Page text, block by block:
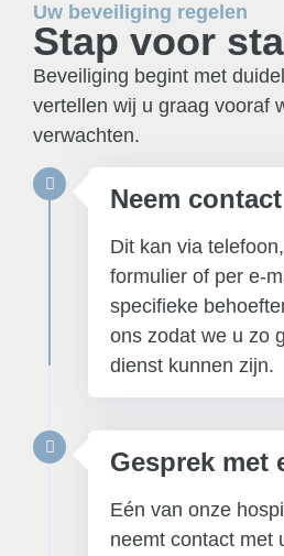
Uw beveiliging regelen
Stap voor
Beveiliging begint met
vertellen wij u graag vooraf
verwachten.
Neem
Dit kan via
formulier of per e-
specifieke
ons zodat we u zo
dienst kunnen zijn.
Gesprek met
Eén van onze
neemt contact met